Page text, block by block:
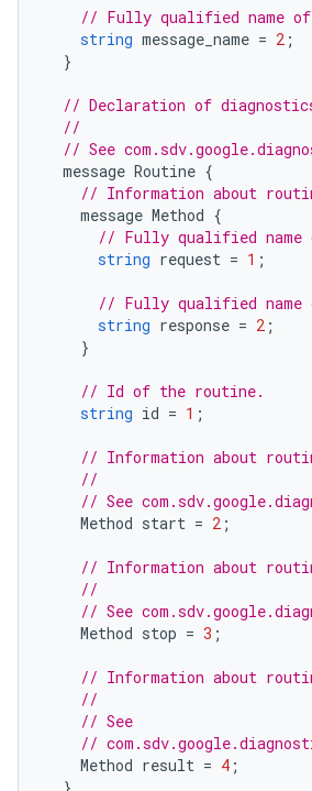
// Fully qualified name
string message_name = 2 ;
}
// Declaration of
//
// See
message Routine {
// Information about
message Method {
// Fully qualified name
string request = 1 ;
// Fully qualified name
string response = 2 ;
}
// Id of the routine.
string id = 1 ;
// Information about
//
// See
Method start = 2 ;
// Information about
//
// See
Method stop = 3 ;
// Information about
//
// See
//
Method result = 4 ;